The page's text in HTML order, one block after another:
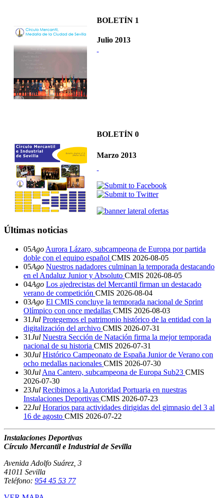
BOLETÍN 1
Julio 2013
BOLETÍN 0
Marzo 2013
Últimas noticias
05Ago Aurora Lázaro, subcampeona de Europa por partida
doble con el equipo español CMIS 2026-08-05
05Ago Nuestros nadadores culminan la temporada destacando
en el Andaluz Junior y Absoluto CMIS 2026-08-05
04Ago Los ajedrecistas del Mercantil firman un destacado
verano de competición CMIS 2026-08-04
03Ago El CMIS concluye la temporada nacional de Sprint
Olímpico con once medallas CMIS 2026-08-03
31Jul Protegemos el patrimonio histórico de la entidad con la
digitalización del archivo CMIS 2026-07-31
31Jul Nuestra Sección de Natación firma la mejor temporada
nacional de su historia CMIS 2026-07-31
30Jul Histórico Campeonato de España Junior de Verano con
ocho medallas nacionales CMIS 2026-07-30
30Jul Ana Cantero, subcampeona de Europa Sub23 CMIS
2026-07-30
23Jul Recibimos a la Autoridad Portuaria en nuestras
Instalaciones Deportivas CMIS 2026-07-23
22Jul Horarios para actividades dirigidas del gimnasio del 3 al
16 de agosto CMIS 2026-07-22
Instalaciones Deportivas
Círculo Mercantil e Industrial de Sevilla
Avenida Adolfo Suárez, 3
41011 Sevilla
Teléfono: 954 45 53 77